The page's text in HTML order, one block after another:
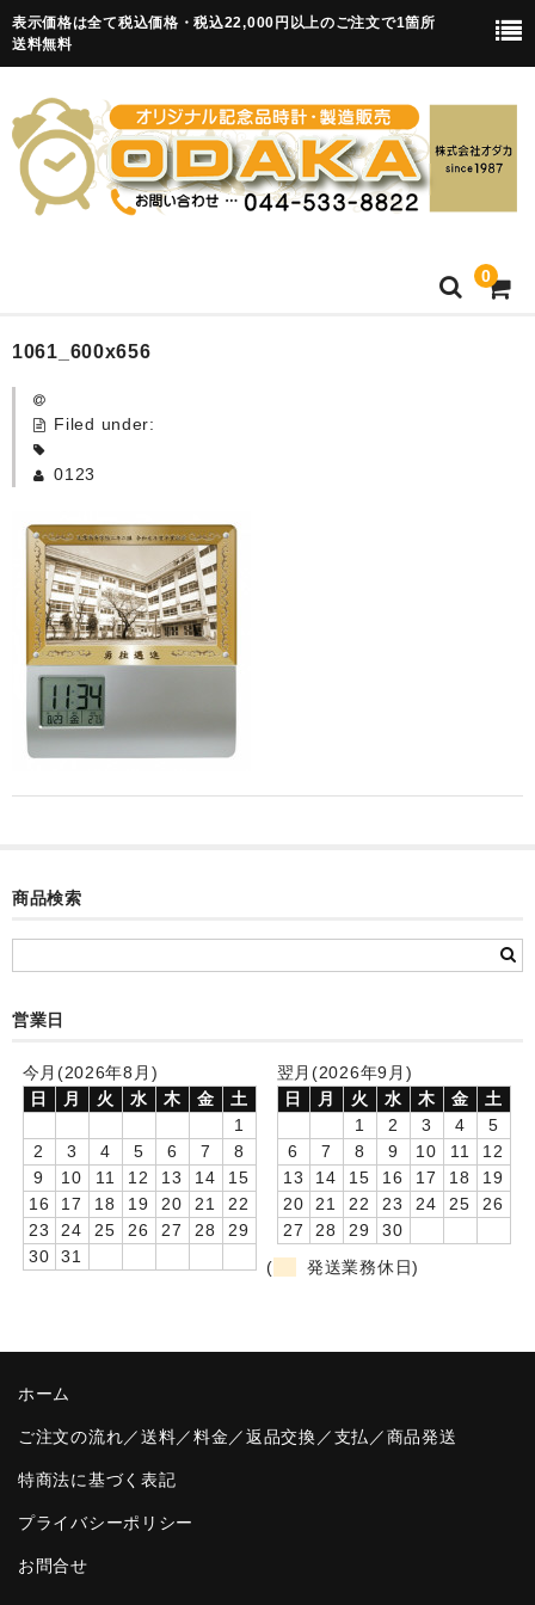
表示価格は全て税込価格・税込22,000円以上のご注文で1箇所
送料無料
0
HOME
卒園記念品
カード付フォトフレームクロック(集合)
目覚まし時計(集合＋個別)
メロディ時計(集合)
音声時計(集合)
目覚まし時計(個別)
知育時計
卒園DVDアルバム
園や先生への贈り物
卒業記念品
音声入りフォトフレームクロック(集合)
スポーツウォッチ
制服メモリー
1061_600x656
Filed under:
0123
商品検索
営業日
今月(2026年8月)
日
月 火 水 木 金
土
1
2
3 4 5 6 7
8
9
10 11 12 13 14
15
16
17 18 19 20 21
22
23
24 25 26 27 28
29
30
31
翌月(2026年9月)
日
月 火 水 木 金
土
1
2 3 4
5
6
7 8 9 10 11
12
13
14 15 16 17 18
19
20
21 22 23 24 25
26
27
28 29
30
(
発送業務休日)
ホーム
ご注文の流れ／送料／料金／返品交換／支払／商品発送
特商法に基づく表記
プライバシーポリシー
お問合せ